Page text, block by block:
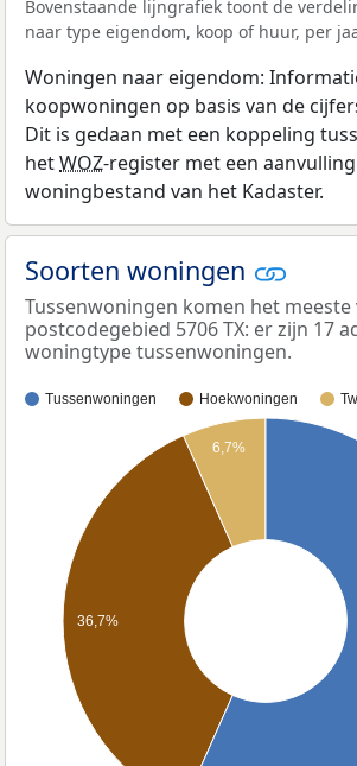
Bovenstaande lijngrafiek toont de
naar type eigendom, koop of huur, per
Woningen naar eigendom:
koopwoningen op basis van de
Dit is gedaan met een koppeling
hetWOZ-register met een
woningbestand van het Kadaster.
Soorten woningen
Tussenwoningen komen het
postcodegebied 5706 TX: er zijn 17
woningtype tussenwoningen.
Tussenwoningen Hoekwoningen
6,7%
36,7%